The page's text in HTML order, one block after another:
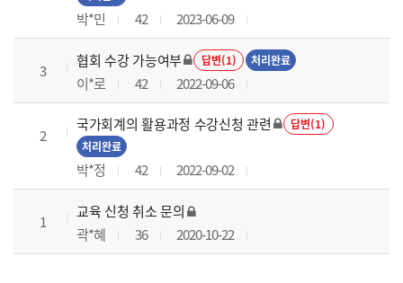
박*민 42 2023-06-09
3
협회 수강 가능여부 답변(1) 처리완료
이*로 42 2022-09-06
2
국가회계의 활용과정 수강신청 관련
답변(1)
처리완료
박*정 42 2022-09-02
1
교육 신청 취소 문의
곽*혜
36 2020-10-22